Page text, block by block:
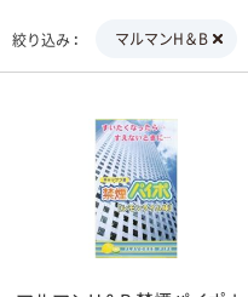
絞り込み マルマンH＆B